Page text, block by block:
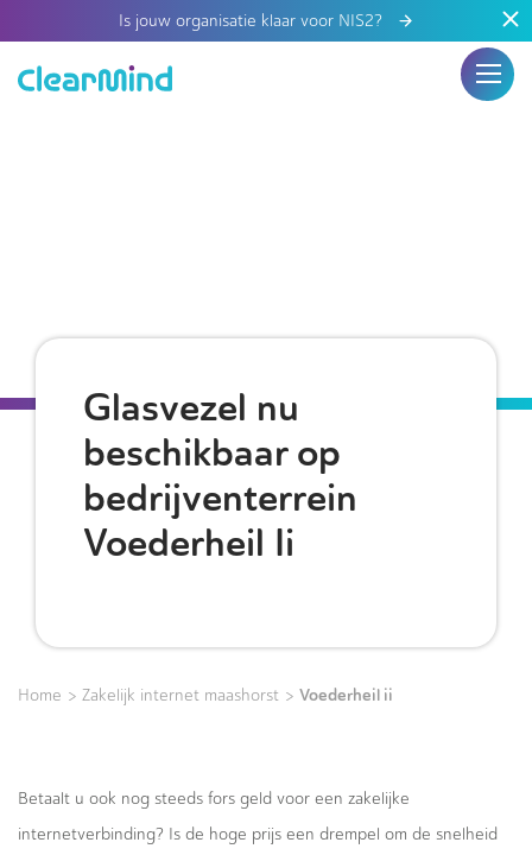
Is jouw organisatie klaar voor NIS2?
Glasvezel nu
beschikbaar op
bedrijventerrein
Voederheil Ii
Home > Zakelijk internet maashorst > Voederheil ii
Betaalt u ook nog steeds fors geld voor een zakelijke
internetverbinding? Is de hoge prijs een drempel om de snelheid